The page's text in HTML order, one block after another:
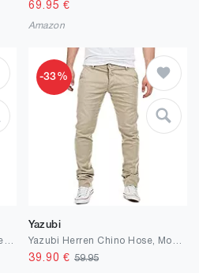
69.95 €
Amazon
-33%
Yazubi
39.90 € 59.95